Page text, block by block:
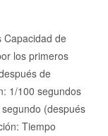
Capacidad de
los primeros
de
1/100 segundos
(después
Tiempo